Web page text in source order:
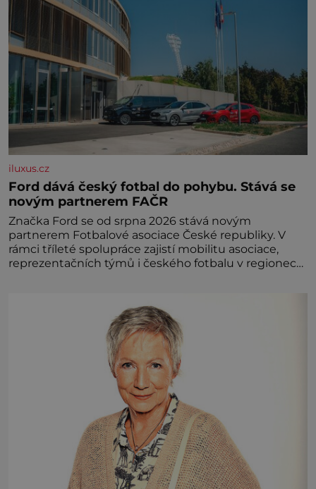
iluxus.cz
Ford dává český fotbal do pohybu. Stává se
novým partnerem FAČR
Značka Ford se od srpna 2026 stává novým
partnerem Fotbalové asociace České republiky. V
rámci tříleté spolupráce zajistí mobilitu asociace,
reprezentačních týmů i českého fotbalu v regionech.